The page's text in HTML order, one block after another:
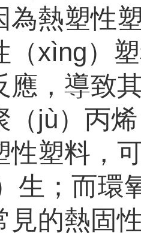
為熱塑性
（xìng）
應，導致
（jù）丙
性塑料，
生；而
見的熱固